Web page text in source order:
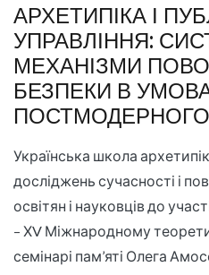
АРХЕТИПІКА І
УПРАВЛІННЯ:
МЕХАНІЗМИ
БЕЗПЕКИ В
ПОСТМОДЕРНОГО
Українська школа
досліджень сучасності і
освітян і науковців до
– ХV Міжнародному
семінарі пам’яті Олега